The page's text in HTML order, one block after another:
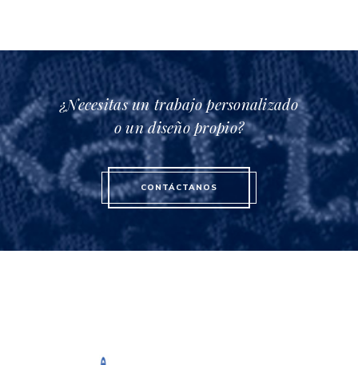
¿Necesitas un trabajo personalizado
o un diseño propio?
CONTÁCTANOS